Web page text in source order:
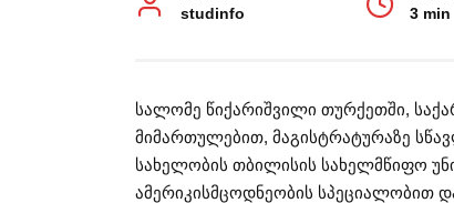
studinfo 3 min
სალომე წიქარიშვილი თურქეთში,
მიმართულებით, მაგისტრატურაზე
სახელობის თბილისის სახელმწიფო
ამერიკისმცოდნეობის სპეციალობით